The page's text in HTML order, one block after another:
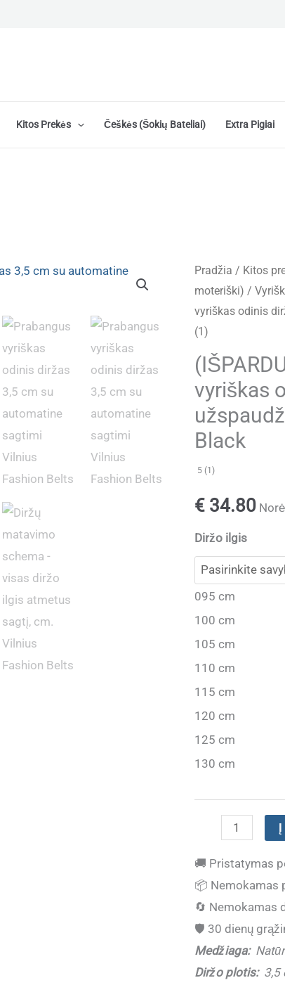
Kitos Prekės Češkės (šokių Bateliai) Extra Pigiai
Pradžia / Kitos
moteriški) /
vyriškas odinis
(1)
vyriškas
Black
5 (1)
€34.80
Diržo ilgis
095 cm
100 cm
105 cm
110 cm
115 cm
120 cm
125 cm
130 cm
produkto
(IŠPARDUOTA)
Prabangus
vyriškas
odinis
diržas
su
Į
🚚 Pristatymas
📦 Nemokamas
🔄 Nemokamas
🛡️ 30 dienų
Medžiaga:
Diržo plotis:3,5